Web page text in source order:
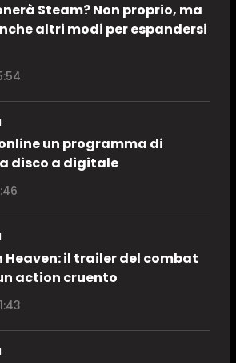
Steam? Non proprio, ma
altri modi per espandersi
un programma di
disco a digitale
Heaven: il trailer del combat
action cruento